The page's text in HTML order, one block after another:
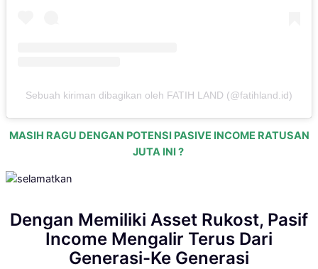
Sebuah kiriman dibagikan oleh FATIH LAND (@fatihland.id)
MASIH RAGU DENGAN POTENSI PASIVE INCOME RATUSAN
JUTA INI ?
Dengan Memiliki Asset Rukost, Pasif
Income Mengalir Terus Dari
Generasi-Ke Generasi